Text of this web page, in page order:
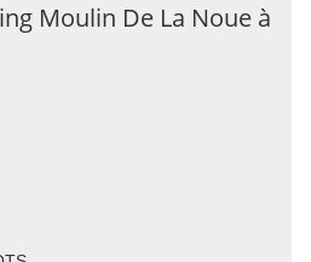
Moulin De La Noue à